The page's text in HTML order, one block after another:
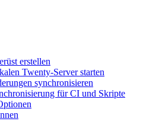
erstellen
Twenty-Server starten
synchronisieren
für CI und Skripte